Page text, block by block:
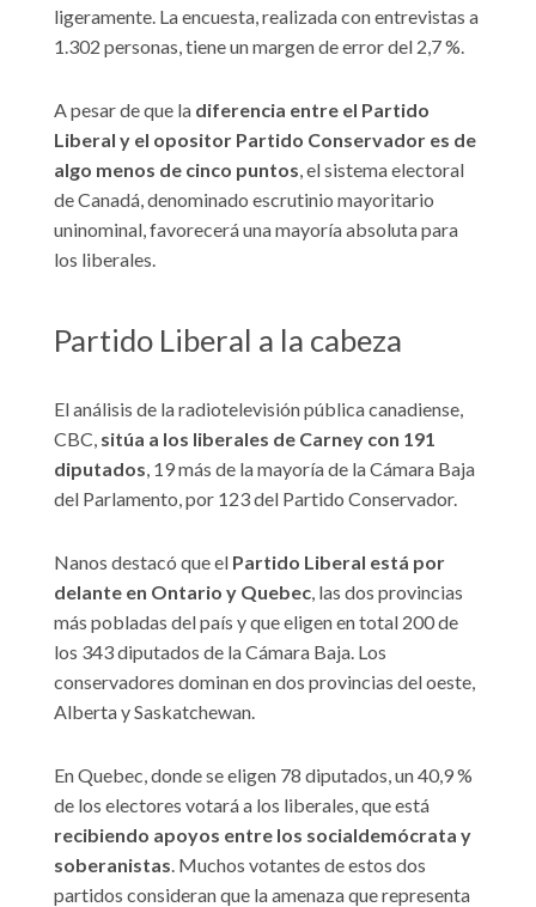
ligeramente. La encuesta, realizada con entrevistas a
1.302 personas, tiene un margen de error del 2,7 %.
A pesar de que la diferencia entre el Partido
Liberal y el opositor Partido Conservador es de
algo menos de cinco puntos, el sistema electoral
de Canadá, denominado escrutinio mayoritario
uninominal, favorecerá una mayoría absoluta para
los liberales.
Partido Liberal a la cabeza
El análisis de la radiotelevisión pública canadiense,
CBC, sitúa a los liberales de Carney con 191
diputados, 19 más de la mayoría de la Cámara Baja
del Parlamento, por 123 del Partido Conservador.
Nanos destacó que el Partido Liberal está por
delante en Ontario y Quebec, las dos provincias
más pobladas del país y que eligen en total 200 de
los 343 diputados de la Cámara Baja. Los
conservadores dominan en dos provincias del oeste,
Alberta y Saskatchewan.
En Quebec, donde se eligen 78 diputados, un 40,9 %
de los electores votará a los liberales, que está
recibiendo apoyos entre los socialdemócrata y
soberanistas. Muchos votantes de estos dos
partidos consideran que la amenaza que representa